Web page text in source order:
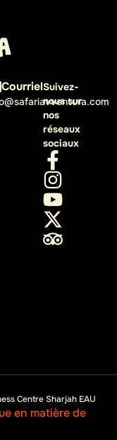
CourrielSuivez-
nous sur
nos
réseaux
sociaux
Centre Sharjah EAU
en matière de